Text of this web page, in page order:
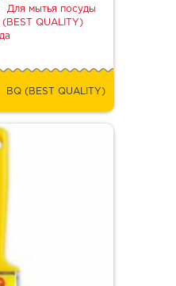
Для мытья посуды
(BEST QUALITY)
BQ (BEST QUALITY)